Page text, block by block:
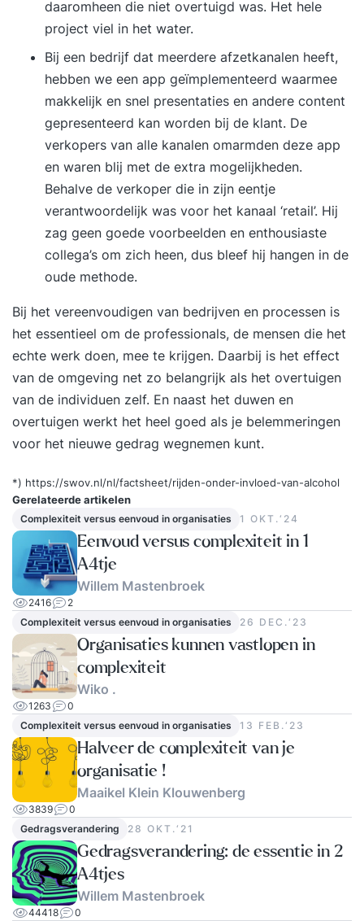
daaromheen die niet overtuigd was. Het hele
project viel in het water.
Bij een bedrijf dat meerdere afzetkanalen heeft,
hebben we een app geïmplementeerd waarmee
makkelijk en snel presentaties en andere content
gepresenteerd kan worden bij de klant. De
verkopers van alle kanalen omarmden deze app
en waren blij met de extra mogelijkheden.
Behalve de verkoper die in zijn eentje
verantwoordelijk was voor het kanaal ‘retail’. Hij
zag geen goede voorbeelden en enthousiaste
collega’s om zich heen, dus bleef hij hangen in de
oude methode.
Bij het vereenvoudigen van bedrijven en processen is
het essentieel om de professionals, de mensen die het
echte werk doen, mee te krijgen. Daarbij is het effect
van de omgeving net zo belangrijk als het overtuigen
van de individuen zelf. En naast het duwen en
overtuigen werkt het heel goed als je belemmeringen
voor het nieuwe gedrag wegnemen kunt.
*) https://swov.nl/nl/factsheet/rijden-onder-invloed-van-alcohol
Gerelateerde artikelen
Complexiteit versus eenvoud in organisaties 1 OKT.‘24
Eenvoud versus complexiteit in 1
A4tje
Willem Mastenbroek
2416
2
Complexiteit versus eenvoud in organisaties
26 DEC.‘23
Organisaties kunnen vastlopen in
complexiteit
Wiko .
1263
0
Complexiteit versus eenvoud in organisaties
13 FEB.‘23
Halveer de complexiteit van je
organisatie !
Maaikel Klein Klouwenberg
3839
0
Gedragsverandering
28 OKT.‘21
Gedragsverandering: de essentie in 2
A4tjes
Willem Mastenbroek
44418
0